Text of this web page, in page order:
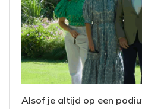
Alsof je altijd op een